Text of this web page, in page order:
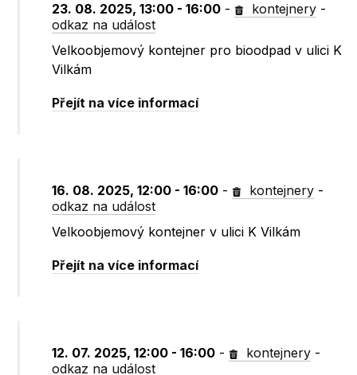
23. 08. 2025, 13:00 - 16:00 - kontejnery -
odkaz na událost
Velkoobjemový kontejner pro bioodpad v ulici K
Vilkám
Přejít na více informací
16. 08. 2025, 12:00 - 16:00 - kontejnery -
odkaz na událost
Velkoobjemový kontejner v ulici K Vilkám
Přejít na více informací
12. 07. 2025, 12:00 - 16:00 - kontejnery -
odkaz na událost